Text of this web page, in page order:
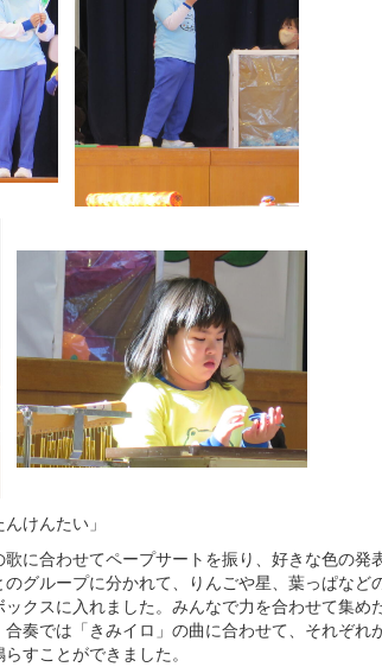
けんたい」
に合わせてペープサートを振り、好きな色の発
グループに分かれて、りんごや星、葉っぱなど
クスに入れました。みんなで力を合わせて集め
奏では「きみイロ」の曲に合わせて、それぞれ
すことができました。